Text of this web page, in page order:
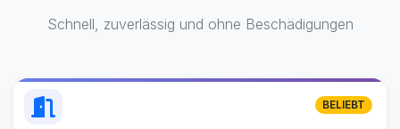
Schnell, zuverlässig und ohne Beschädigungen
BELIEBT